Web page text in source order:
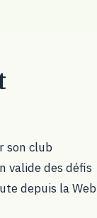
son club
valide des défis
depuis la Web